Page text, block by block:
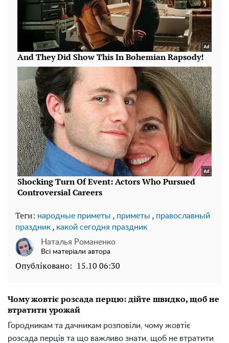
Теги: народные приметы , приметы , православный
праздник , какой сегодня праздник
Наталья Романенко
Всі матеріали автора
Опубліковано: 15.10 06:30
Чому жовтіє розсада перцю: дійте швидко, щоб не
втратити урожай
Городникам та дачникам розповіли, чому жовтіє
розсада перців та що важливо знати, щоб не втратити